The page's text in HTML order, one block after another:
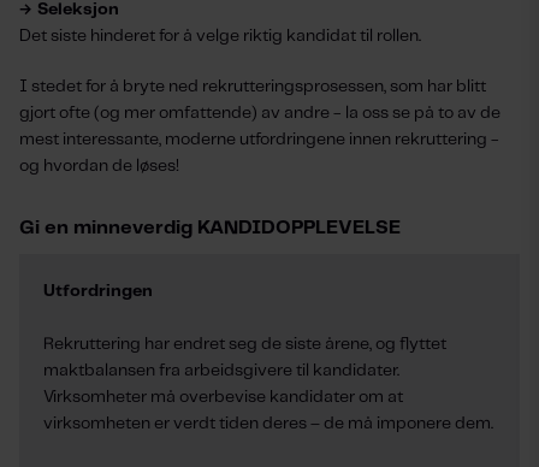
→ Seleksjon
Det siste hinderet for å velge riktig kandidat til rollen.
I stedet for å bryte ned rekrutteringsprosessen, som har blitt
gjort ofte (og mer omfattende) av andre - la oss se på to av de
mest interessante, moderne utfordringene innen rekruttering -
og hvordan de løses!
Gi en minneverdig KANDIDOPPLEVELSE
Utfordringen
Rekruttering har endret seg de siste årene, og flyttet
maktbalansen fra arbeidsgivere til kandidater.
Virksomheter må overbevise kandidater om at
virksomheten er verdt tiden deres – de må imponere dem.